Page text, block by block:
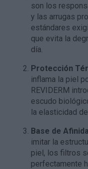
son los
y las arrugas
estándares
que evita la
día.
Protección
inflama la piel
REVIDERM
escudo
la elasticidad
Base de
imitar la
piel, los filtros
perfectamente